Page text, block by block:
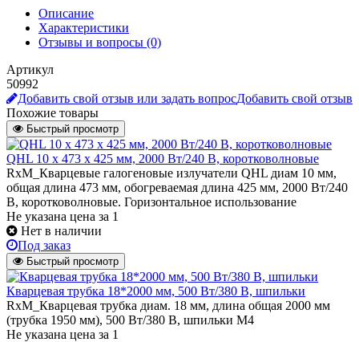
Описание
Характеристики
Отзывы и вопросы (0)
Артикул
50992
Добавить свой отзыв или задать вопросДобавить свой отзыв
Похожие товары
Быстрый просмотр
QHL 10 х 473 х 425 мм, 2000 Вт/240 В, коротковолновые
RxM_Кварцевые галогеновые излучатели QHL диам 10 мм,
общая длина 473 мм, обогреваемая длина 425 мм, 2000 Вт/240
В, коротковолновые. Горизонтальное использование
Не указана цена за 1
Нет в наличии
Под заказ
Быстрый просмотр
Кварцевая трубка 18*2000 мм, 500 Вт/380 В, шпильки
RxM_Кварцевая трубка диам. 18 мм, длина общая 2000 мм
(трубка 1950 мм), 500 Вт/380 В, шпильки М4
Не указана цена за 1